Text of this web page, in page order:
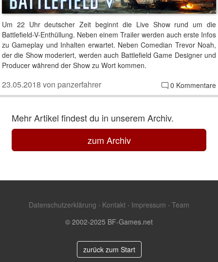
Um 22 Uhr deutscher Zeit beginnt die Live Show rund um die
Battlefield-V-Enthüllung. Neben einem Trailer werden auch erste Infos
zu Gameplay und Inhalten erwartet. Neben Comedian Trevor Noah,
der die Show moderiert, werden auch Battlefield Game Designer und
Producer während der Show zu Wort kommen.
0 Kommentare
23.05.2018 von panzerfahrer
Mehr Artikel findest du in unserem Archiv.
zum Archiv
Datenschutzerklärung · Kontakt · Impressum · Team
© 2002-2025 BF-Games.net
zurück zum Start